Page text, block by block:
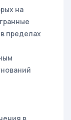
на
пределах